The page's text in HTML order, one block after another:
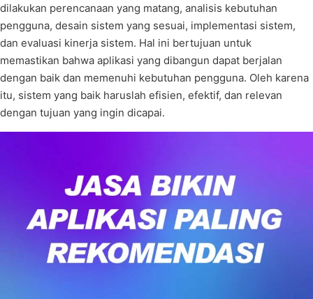
dilakukan perencanaan yang matang, analisis kebutuhan
pengguna, desain sistem yang sesuai, implementasi sistem,
dan evaluasi kinerja sistem. Hal ini bertujuan untuk
memastikan bahwa aplikasi yang dibangun dapat berjalan
dengan baik dan memenuhi kebutuhan pengguna. Oleh karena
itu, sistem yang baik haruslah efisien, efektif, dan relevan
dengan tujuan yang ingin dicapai.